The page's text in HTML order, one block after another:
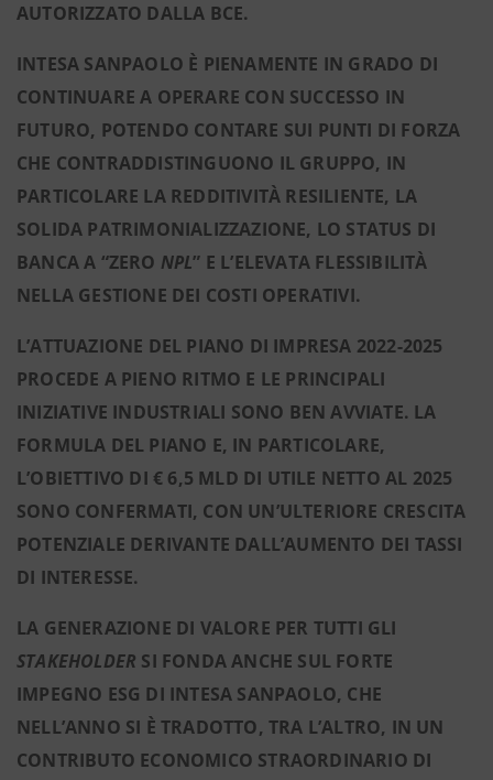
AUTORIZZATO DALLA BCE.
INTESA SANPAOLO È PIENAMENTE IN GRADO DI
CONTINUARE A OPERARE CON SUCCESSO IN
FUTURO, POTENDO CONTARE SUI PUNTI DI FORZA
CHE CONTRADDISTINGUONO IL GRUPPO, IN
PARTICOLARE LA REDDITIVITÀ RESILIENTE, LA
SOLIDA PATRIMONIALIZZAZIONE, LO STATUS DI
BANCA A “ZERO NPL” E L’ELEVATA FLESSIBILITÀ
NELLA GESTIONE DEI COSTI OPERATIVI.
L’ATTUAZIONE DEL PIANO DI IMPRESA 2022-2025
PROCEDE A PIENO RITMO E LE PRINCIPALI
INIZIATIVE INDUSTRIALI SONO BEN AVVIATE. LA
FORMULA DEL PIANO E, IN PARTICOLARE,
L’OBIETTIVO DI € 6,5 MLD DI UTILE NETTO AL 2025
SONO CONFERMATI, CON UN’ULTERIORE CRESCITA
POTENZIALE DERIVANTE DALL’AUMENTO DEI TASSI
DI INTERESSE.
LA GENERAZIONE DI VALORE PER TUTTI GLI
STAKEHOLDER SI FONDA ANCHE SUL FORTE
IMPEGNO ESG DI INTESA SANPAOLO, CHE
NELL’ANNO SI È TRADOTTO, TRA L’ALTRO, IN UN
CONTRIBUTO ECONOMICO STRAORDINARIO DI